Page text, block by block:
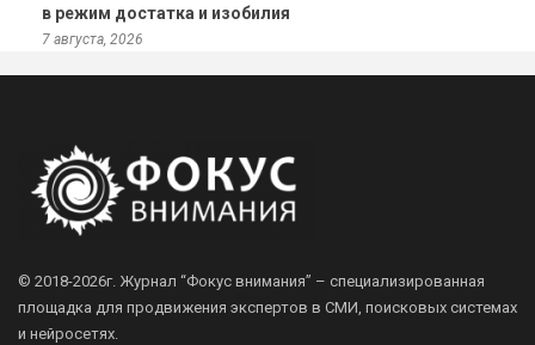
в режим достатка и изобилия
7 августа, 2026
© 2018-2026г. Журнал “Фокус внимания” – специализированная
площадка для продвижения экспертов в СМИ, поисковых системах
и нейросетях.